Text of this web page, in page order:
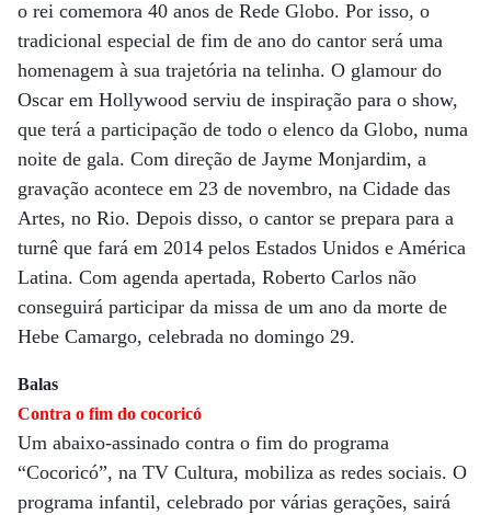
o rei comemora 40 anos de Rede Globo. Por isso, o
tradicional especial de fim de ano do cantor será uma
homenagem à sua trajetória na telinha. O glamour do
Oscar em Hollywood serviu de inspiração para o show,
que terá a participação de todo o elenco da Globo, numa
noite de gala. Com direção de Jayme Monjardim, a
gravação acontece em 23 de novembro, na Cidade das
Artes, no Rio. Depois disso, o cantor se prepara para a
turnê que fará em 2014 pelos Estados Unidos e América
Latina. Com agenda apertada, Roberto Carlos não
conseguirá participar da missa de um ano da morte de
Hebe Camargo, celebrada no domingo 29.
Balas
Contra o fim do cocoricó
Um abaixo-assinado contra o fim do programa
“Cocoricó”, na TV Cultura, mobiliza as redes sociais. O
programa infantil, celebrado por várias gerações, sairá